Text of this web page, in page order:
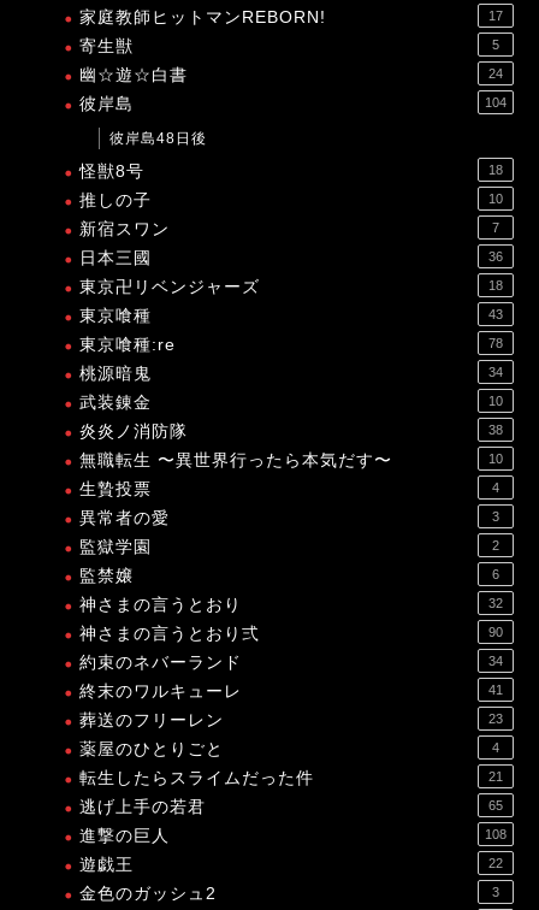
家庭教師ヒットマンREBORN! 17
寄生獣 5
幽☆遊☆白書 24
彼岸島 104
彼岸島48日後
怪獣8号 18
推しの子 10
新宿スワン 7
日本三國 36
東京卍リベンジャーズ 18
東京喰種 43
東京喰種:re 78
桃源暗鬼 34
武装錬金 10
炎炎ノ消防隊 38
無職転生 〜異世界行ったら本気だす〜 10
生贄投票 4
異常者の愛 3
監獄学園 2
監禁嬢 6
神さまの言うとおり 32
神さまの言うとおり弍 90
約束のネバーランド 34
終末のワルキューレ 41
葬送のフリーレン 23
薬屋のひとりごと 4
転生したらスライムだった件 21
逃げ上手の若君 65
進撃の巨人 108
遊戯王 22
金色のガッシュ2 3